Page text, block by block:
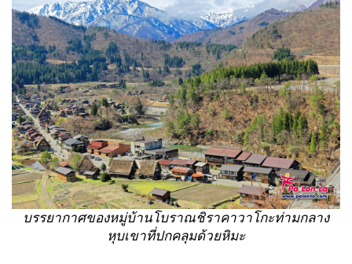
บรรยากาศของหมู่บ้านโบราณชิราคาวาโกะท่ามกลาง
หุบเขาที่ปกคลุมด้วยหิมะ